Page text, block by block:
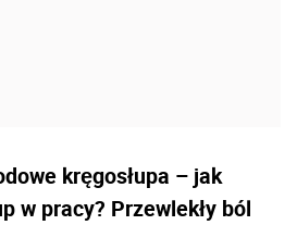
kręgosłupa – jak
w pracy? Przewlekły ból